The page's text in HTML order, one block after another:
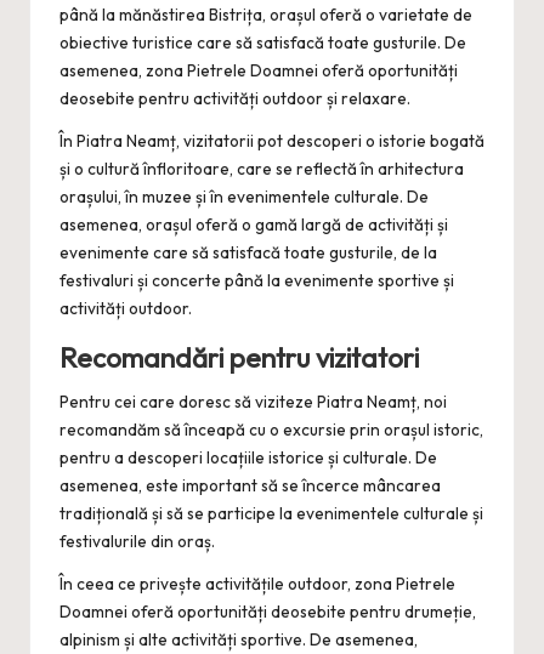
până la mănăstirea Bistrița, orașul oferă o varietate de
obiective turistice care să satisfacă toate gusturile. De
asemenea, zona Pietrele Doamnei oferă oportunități
deosebite pentru activități outdoor și relaxare.
În Piatra Neamț, vizitatorii pot descoperi o istorie bogată
și o cultură înfloritoare, care se reflectă în arhitectura
orașului, în muzee și în evenimentele culturale. De
asemenea, orașul oferă o gamă largă de activități și
evenimente care să satisfacă toate gusturile, de la
festivaluri și concerte până la evenimente sportive și
activități outdoor.
Recomandări pentru vizitatori
Pentru cei care doresc să viziteze Piatra Neamț, noi
recomandăm să înceapă cu o excursie prin orașul istoric,
pentru a descoperi locațiile istorice și culturale. De
asemenea, este important să se încerce mâncarea
tradițională și să se participe la evenimentele culturale și
festivalurile din oraș.
În ceea ce privește activitățile outdoor, zona Pietrele
Doamnei oferă oportunități deosebite pentru drumeție,
alpinism și alte activități sportive. De asemenea,